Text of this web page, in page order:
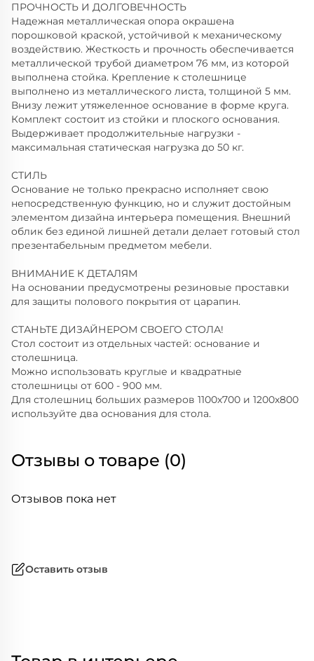
ПРОЧНОСТЬ И ДОЛГОВЕЧНОСТЬ
Надежная металлическая опора окрашена
порошковой краской, устойчивой к механическому
воздействию. Жесткость и прочность обеспечивается
металлической трубой диаметром 76 мм, из которой
выполнена стойка. Крепление к столешнице
выполнено из металлического листа, толщиной 5 мм.
Внизу лежит утяжеленное основание в форме круга.
Комплект состоит из стойки и плоского основания.
Выдерживает продолжительные нагрузки -
максимальная статическая нагрузка до 50 кг.
СТИЛЬ
Основание не только прекрасно исполняет свою
непосредственную функцию, но и служит достойным
элементом дизайна интерьера помещения. Внешний
облик без единой лишней детали делает готовый стол
презентабельным предметом мебели.
ВНИМАНИЕ К ДЕТАЛЯМ
На основании предусмотрены резиновые проставки
для защиты полового покрытия от царапин.
СТАНЬТЕ ДИЗАЙНЕРОМ СВОЕГО СТОЛА!
Стол состоит из отдельных частей: основание и
столешница.
Можно использовать круглые и квадратные
столешницы от 600 - 900 мм.
Для столешниц больших размеров 1100х700 и 1200х800
используйте два основания для стола.
Отзывы о товаре (0)
Отзывов пока нет
Оставить отзыв